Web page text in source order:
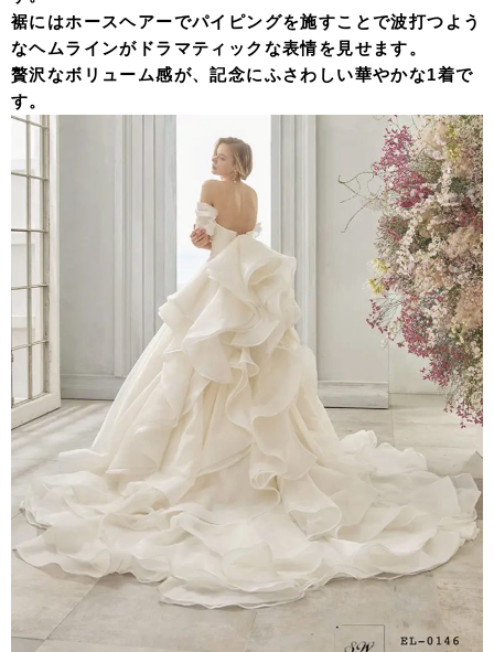
裾にはホースヘアーでパイピングを施すことで波打つよう
なヘムラインがドラマティックな表情を見せます。
贅沢なボリューム感が、記念にふさわしい華やかな1着で
す。